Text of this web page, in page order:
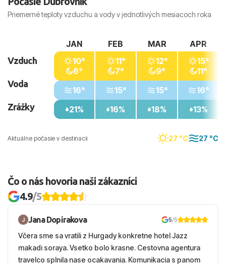
Priemerné teploty vzduchu a vody v jednotlivých mesiacoch roka
Aktuálne počasie v destinacii 27 °C 27 °C
Vzduch
Voda
Zrážky
JAN
10°
6°
16°
21%
FEB
11°
7°
15°
16%
MAR
12°
9°
15°
18%
APR
15°
11°
16°
13%
Čo o nás hovoria naši zákazníci
4.9/5
Jana Dopirakova 5/5
Včera sme sa vratili z Hurgady konkretne hotel Jazz
makadi soraya. Vsetko bolo krasne. Cestovna agentura
travelco splnila nase ocakavania. Komunikacia s panom